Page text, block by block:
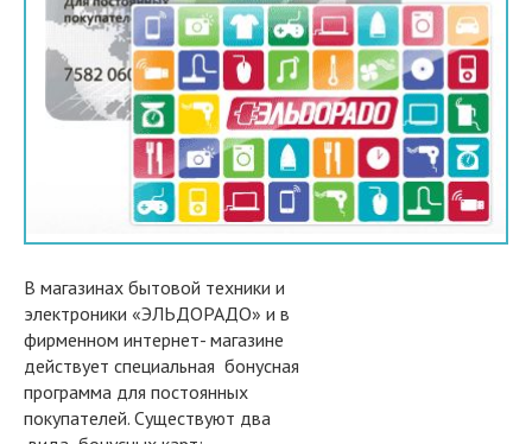
В магазинах бытовой техники и
электроники «ЭЛЬДОРАДО» и в
фирменном интернет- магазине
действует специальная бонусная
программа для постоянных
покупателей. Существуют два